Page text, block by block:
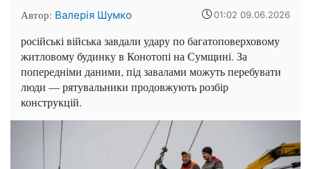
Автор: Валерія Шумко 01:02 09.06.2026
російські війська завдали удару по багатоповерховому
житловому будинку в Конотопі на Сумщині. За
попередніми даними, під завалами можуть перебувати
люди — рятувальники продовжують розбір
конструкцій.